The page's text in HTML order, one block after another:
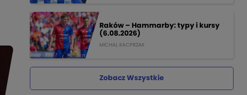
Raków – Hammarby: typy i kursy
(6.08.2026)
MICHAL KACPRZAK
Zobacz Wszystkie